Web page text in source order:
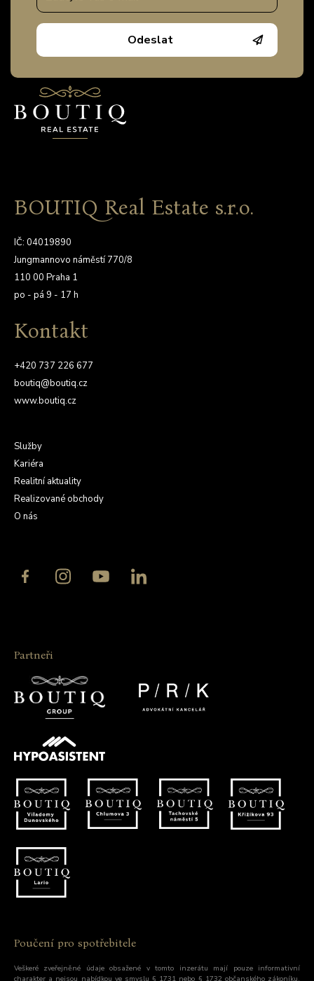
Odeslat
BOUTIQ Real Estate s.r.o.
IČ: 04019890
Jungmannovo náměstí 770/8
110 00 Praha 1
po - pá 9 - 17 h
Kontakt
+420 737 226 677
boutiq@boutiq.cz
www.boutiq.cz
Služby
Kariéra
Realitní aktuality
Realizované obchody
O nás
Partneři
Poučení pro spotřebitele
Veškeré zveřejněné údaje obsažené v tomto inzerátu mají pouze informativní
charakter a nejsou nabídkou ve smyslu § 1731 nebo § 1732 občanského zákoníku,